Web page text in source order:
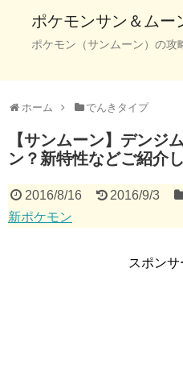
ポケモンサン＆ムー
ポケモン（サンムーン）の攻
ホーム でんきタイプ
【サンムーン】デンジ
ン？新特性などご紹介
2016/8/16 2016/9/3
新ポケモン
スポンサ